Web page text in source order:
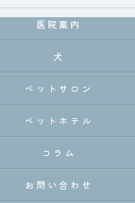
医院案内
犬
ペットサロン
ペットホテル
コラム
お問い合わせ